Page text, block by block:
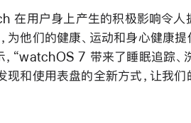
在用户身上产生的积极影响令人
为他们的健康、运动和身心健康
“watchOS 7 带来了睡眠追踪、
现和使用表盘的全新方式，让我